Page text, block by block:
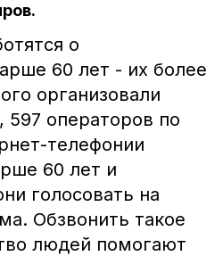
о
60 лет - их более
организовали
597 операторов по
телефонии
60 лет и
голосовать на
Обзвонить такое
людей помогают